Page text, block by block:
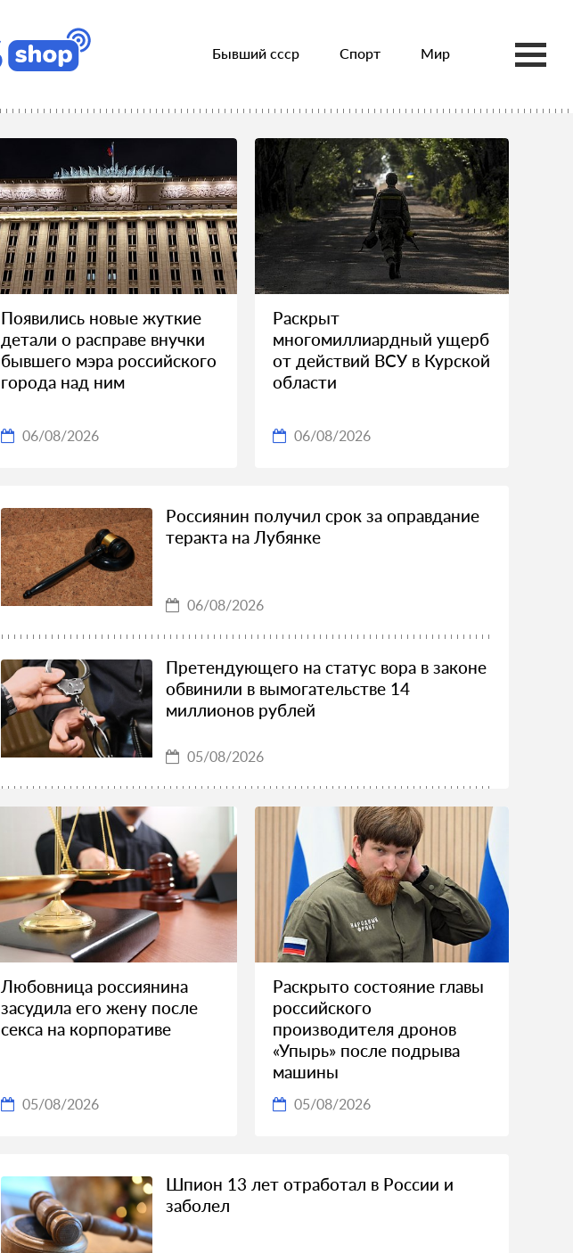
Бывший ссср Спорт Мир
Появились новые жуткие
детали о расправе внучки
бывшего мэра российского
города над ним
06/08/2026
Раскрыт
многомиллиардный ущерб
от действий ВСУ в Курской
области
06/08/2026
Россиянин получил срок за оправдание
теракта на Лубянке
06/08/2026
Претендующего на статус вора в законе
обвинили в вымогательстве 14
миллионов рублей
05/08/2026
Любовница россиянина
засудила его жену после
секса на корпоративе
05/08/2026
Раскрыто состояние главы
российского
производителя дронов
«Упырь» после подрыва
машины
05/08/2026
Шпион 13 лет отработал в России и
заболел